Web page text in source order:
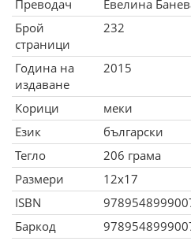
Преводач
Евелина
Брой
страници
232
Година на
издаване
2015
Корици
меки
Език
български
Тегло
206 грама
Размери
12x17
ISBN
Баркод